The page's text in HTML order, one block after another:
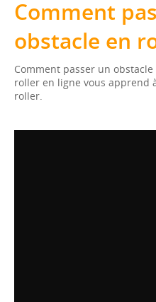
Comment
obstacle en
Comment passer un
roller en ligne vous apprend
roller.